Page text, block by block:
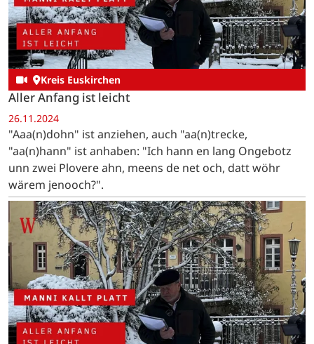
Kreis Euskirchen
Aller Anfang ist leicht
26.11.2024
"Aaa(n)dohn" ist anziehen, auch "aa(n)trecke,
"aa(n)hann" ist anhaben: "Ich hann en lang Ongebotz
unn zwei Plovere ahn, meens de net och, datt wöhr
wärem jenooch?".